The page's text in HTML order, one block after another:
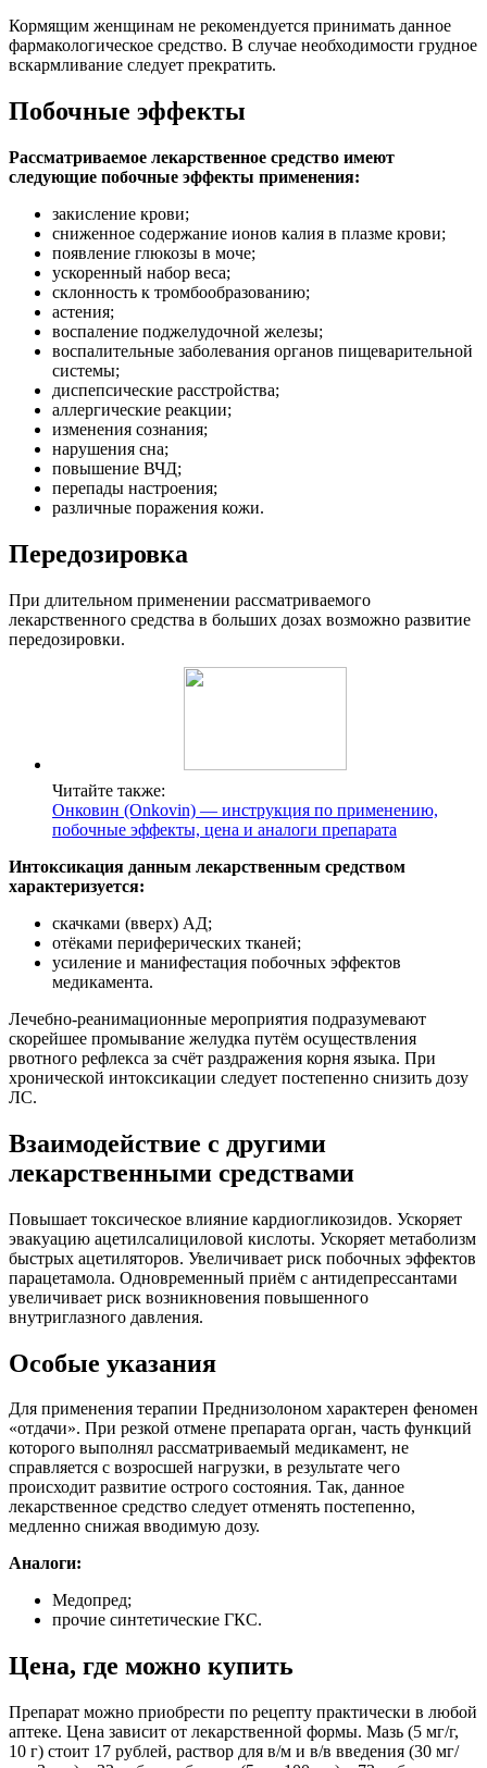
Кормящим женщинам не рекомендуется принимать данное
фармакологическое средство. В случае необходимости грудное
вскармливание следует прекратить.
Побочные эффекты
Рассматриваемое лекарственное средство имеют
следующие побочные эффекты применения:
закисление крови;
сниженное содержание ионов калия в плазме крови;
появление глюкозы в моче;
ускоренный набор веса;
склонность к тромбообразованию;
астения;
воспаление поджелудочной железы;
воспалительные заболевания органов пищеварительной
системы;
диспепсические расстройства;
аллергические реакции;
изменения сознания;
нарушения сна;
повышение ВЧД;
перепады настроения;
различные поражения кожи.
Передозировка
При длительном применении рассматриваемого
лекарственного средства в больших дозах возможно развитие
передозировки.
Читайте также:
Онковин (Onkovin) — инструкция по применению,
побочные эффекты, цена и аналоги препарата
Интоксикация данным лекарственным средством
характеризуется:
скачками (вверх) АД;
отёками периферических тканей;
усиление и манифестация побочных эффектов
медикамента.
Лечебно-реанимационные мероприятия подразумевают
скорейшее промывание желудка путём осуществления
рвотного рефлекса за счёт раздражения корня языка. При
хронической интоксикации следует постепенно снизить дозу
ЛС.
Взаимодействие с другими
лекарственными средствами
Повышает токсическое влияние кардиогликозидов. Ускоряет
эвакуацию ацетилсалициловой кислоты. Ускоряет метаболизм
быстрых ацетиляторов. Увеличивает риск побочных эффектов
парацетамола. Одновременный приём с антидепрессантами
увеличивает риск возникновения повышенного
внутриглазного давления.
Особые указания
Для применения терапии Преднизолоном характерен феномен
«отдачи». При резкой отмене препарата орган, часть функций
которого выполнял рассматриваемый медикамент, не
справляется с возросшей нагрузки, в результате чего
происходит развитие острого состояния. Так, данное
лекарственное средство следует отменять постепенно,
медленно снижая вводимую дозу.
Аналоги:
Медопред;
прочие синтетические ГКС.
Цена, где можно купить
Препарат можно приобрести по рецепту практически в любой
аптеке. Цена зависит от лекарственной формы. Мазь (5 мг/г,
10 г) стоит 17 рублей, раствор для в/м и в/в введения (30 мг/